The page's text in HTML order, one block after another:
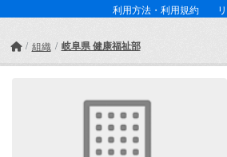
利用方法・利用規約
組織 岐阜県 健康福祉部